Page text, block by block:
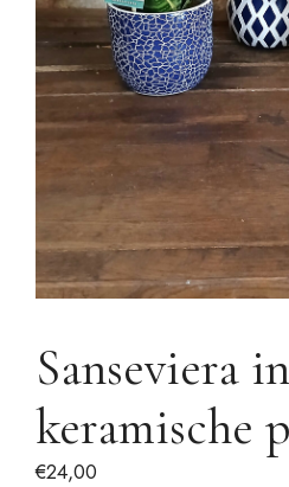
Sanseviera in
keramische
€24,00